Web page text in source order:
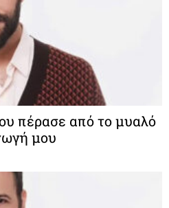
πέρασε από το μυαλό
μου